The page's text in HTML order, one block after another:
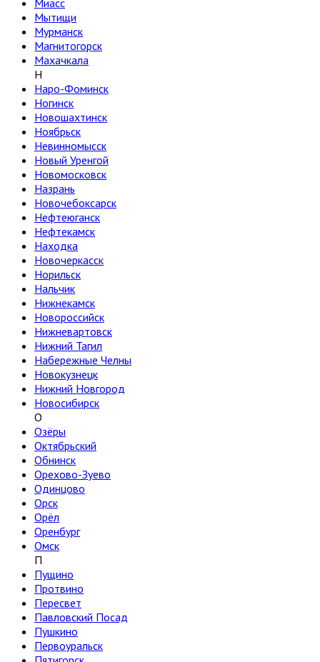
Миасс
Мытищи
Мурманск
Магнитогорск
Махачкала
Н
Наро-Фоминск
Ногинск
Новошахтинск
Ноябрьск
Невинномысск
Новый Уренгой
Новомосковск
Назрань
Новочебоксарск
Нефтеюганск
Нефтекамск
Находка
Новочеркасск
Норильск
Нальчик
Нижнекамск
Новороссийск
Нижневартовск
Нижний Тагил
Набережные Челны
Новокузнецк
Нижний Новгород
Новосибирск
О
Озёры
Октябрьский
Обнинск
Орехово-Зуево
Одинцово
Орск
Орёл
Оренбург
Омск
П
Пущино
Протвино
Пересвет
Павловский Посад
Пушкино
Первоуральск